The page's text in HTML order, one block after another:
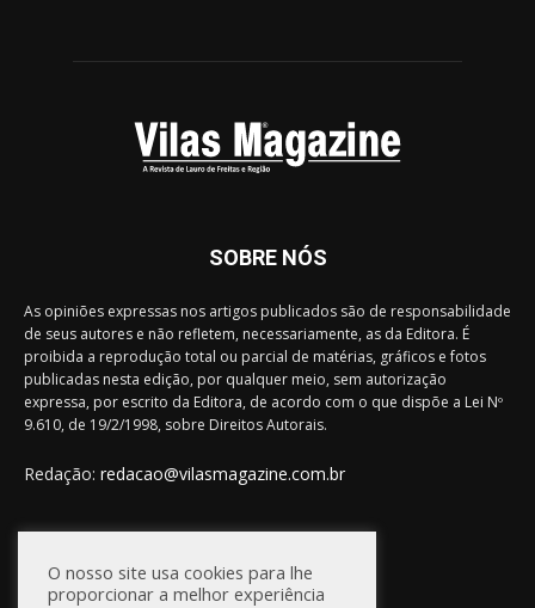
SOBRE NÓS
As opiniões expressas nos artigos publicados são de responsabilidade
de seus autores e não refletem, necessariamente, as da Editora. É
proibida a reprodução total ou parcial de matérias, gráficos e fotos
publicadas nesta edição, por qualquer meio, sem autorização
expressa, por escrito da Editora, de acordo com o que dispõe a Lei Nº
9.610, de 19/2/1998, sobre Direitos Autorais.
Redação: redacao@vilasmagazine.com.br
FIQUE CONECTADO
O nosso site usa cookies para lhe
proporcionar a melhor experiência